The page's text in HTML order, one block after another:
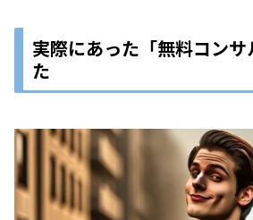
実際にあった「無料コン
た